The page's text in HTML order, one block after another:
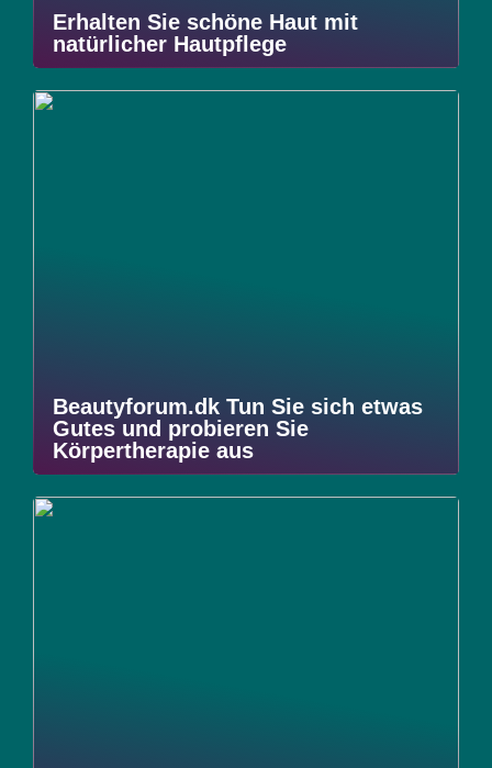
Erhalten Sie schöne Haut mit
natürlicher Hautpflege
Beautyforum.dk Tun Sie sich etwas
Gutes und probieren Sie
Körpertherapie aus